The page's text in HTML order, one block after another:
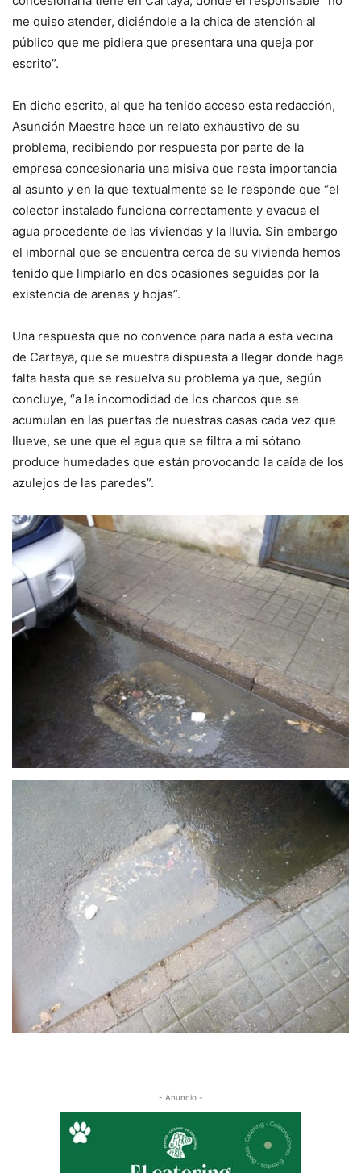
me quiso atender, diciéndole a la chica de atención al
público que me pidiera que presentara una queja por
escrito”.
En dicho escrito, al que ha tenido acceso esta redacción,
Asunción Maestre hace un relato exhaustivo de su
problema, recibiendo por respuesta por parte de la
empresa concesionaria una misiva que resta importancia
al asunto y en la que textualmente se le responde que “el
colector instalado funciona correctamente y evacua el
agua procedente de las viviendas y la lluvia. Sin embargo
el imbornal que se encuentra cerca de su vivienda hemos
tenido que limpiarlo en dos ocasiones seguidas por la
existencia de arenas y hojas”.
Una respuesta que no convence para nada a esta vecina
de Cartaya, que se muestra dispuesta a llegar donde haga
falta hasta que se resuelva su problema ya que, según
concluye, “a la incomodidad de los charcos que se
acumulan en las puertas de nuestras casas cada vez que
llueve, se une que el agua que se filtra a mi sótano
produce humedades que están provocando la caída de los
azulejos de las paredes”.
- Anuncio -